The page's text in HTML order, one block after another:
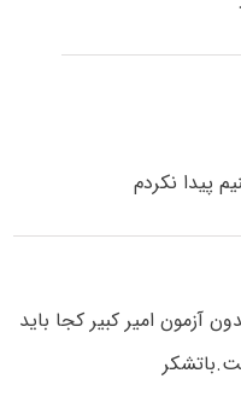
پیدا نکردم
آزمون امیر کبیر کجا باید